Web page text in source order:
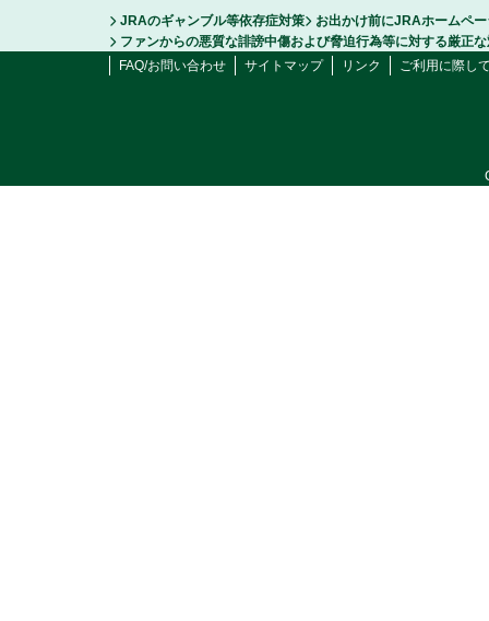
JRAのギャンブル等依存症対策
お出かけ前にJRAホームペ
ファンからの悪質な誹謗中傷および脅迫行為等に対する厳正
FAQ/お問い合わせ
サイトマップ リンク ご利用に際し